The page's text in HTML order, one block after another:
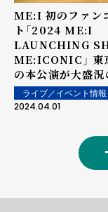
ME:I 初のファンコンサー
ト「2024 ME:I
LAUNCHING
ME:ICONIC」 東
の本公演が大盛況
了!! YOU:MEを魅
話題曲『＆ME
Video初公開!!
ライブ／イベント情報
2024.04.01